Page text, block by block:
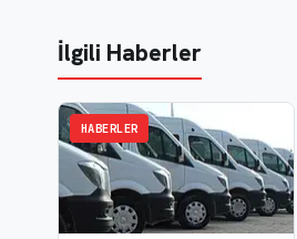
İlgili Haberler
HABERLER